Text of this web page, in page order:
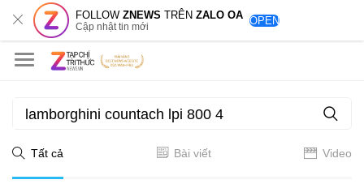
FOLLOWZNEWS TRÊNZALO OA
Cập nhật tin mới OPEN
Tất cả Bài viết Video